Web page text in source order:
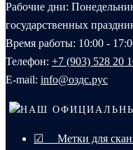
Рабочие дни:
государственных
Время работы: 10:00 -
Телефон: +7 (903) 528 20
E-mail: info@оздс.рус
НАШ
☑ Метки для